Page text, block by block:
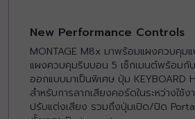
New Performance Controls
MONTAGE M8x มาพร้อมแผงควบคุม
แผงควบคุมริบบอน 5 เซ็กเมนต์พร้อมกั
ออกแบบมาเป็นพิเศษ ปุ่ม KEYBOARD
สำหรับการลากเสียงคอร์ดในระหว่างใช้
ปรับแต่งเสียง รวมถึงปุ่มเปิด/ปิด